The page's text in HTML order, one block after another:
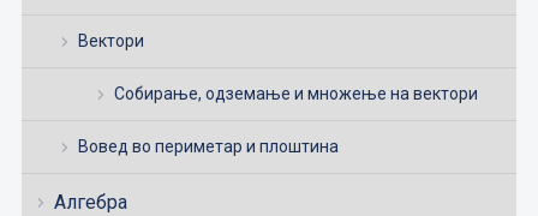
Вектори
Собирање, одземање и множење на вектори
Вовед во периметар и плоштина
Алгебра